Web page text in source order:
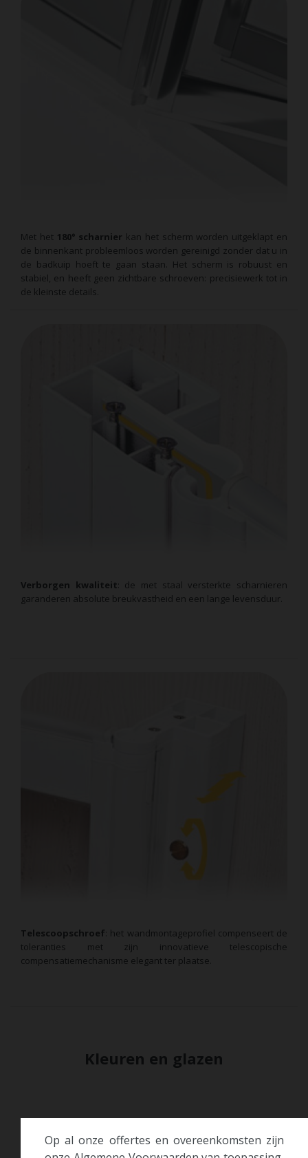
Met het 180° scharnier kan het scherm worden uitgeklapt en
de binnenkant probleemloos worden gereinigd zonder dat u in
de badkuip hoeft te gaan staan. Het scherm is robuust en
stabiel, en heeft geen zichtbare schroeven: precisiewerk tot in
de kleinste details.
Verborgen kwaliteit : de met staal versterkte scharnieren
garanderen absolute breukvastheid en een lange levensduur.
Telescoopschroef : het wandmontageprofiel compenseert de
toleranties met zijn innovatieve telescopische
compensatiemechanisme elegant ter plaatse.
Kleuren en glazen
Op al onze offertes en overeenkomsten zijn